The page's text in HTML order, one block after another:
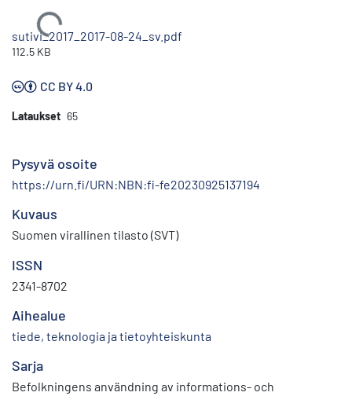
Ladataan...
sutivi_2017_2017-08-24_sv.pdf
112.5 KB
CC BY 4.0
Lataukset 65
Pysyvä osoite
https://urn.fi/URN:NBN:fi-fe20230925137194
Kuvaus
Suomen virallinen tilasto (SVT)
ISSN
2341-8702
Aihealue
tiede, teknologia ja tietoyhteiskunta
Sarja
Befolkningens användning av informations- och